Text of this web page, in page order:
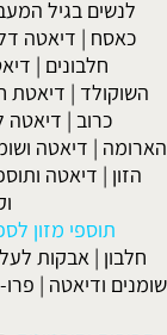
לנשים בגיל
כאסח | דיאטה
חלבונים |
השוקולד | דיאטת
כרוב | דיאטה
הארומה | דיאטה
הזון | דיאטה
תוספי מזון
חלבון | אבקות
שומנים ודיאטה |